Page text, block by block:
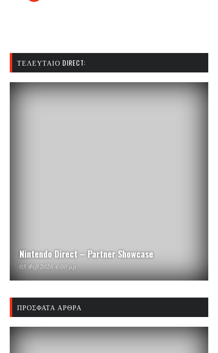
ΤΕΛΕΥΤΑΊΟ DIRECT:
Nintendo Direct – Partner Showcase
05 Φεβ 2026 4:00 μμ
ΠΡΌΣΦΑΤΑ ΆΡΘΡΑ